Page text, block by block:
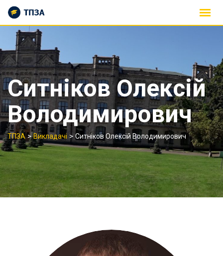
Skip
content
Ситніков Олексій
Володимирович
ТПЗА>Викладачі> Ситніков Олексій Володимирович